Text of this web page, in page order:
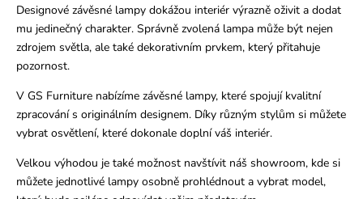
Designové závěsné lampy dokážou interiér výrazně oživit a dodat
mu jedinečný charakter. Správně zvolená lampa může být nejen
zdrojem světla, ale také dekorativním prvkem, který přitahuje
pozornost.
V GS Furniture nabízíme závěsné lampy, které spojují kvalitní
zpracování s originálním designem. Díky různým stylům si můžete
vybrat osvětlení, které dokonale doplní váš interiér.
Velkou výhodou je také možnost navštívit náš showroom, kde si
můžete jednotlivé lampy osobně prohlédnout a vybrat model,